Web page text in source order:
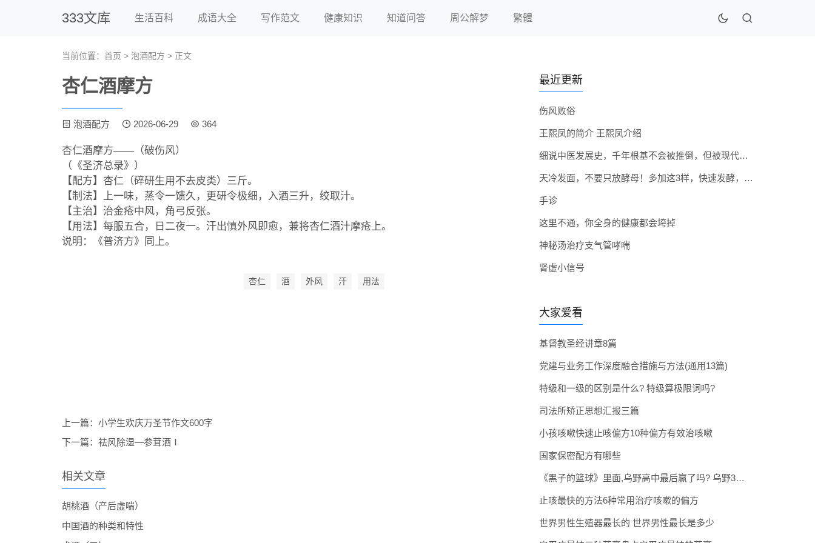
333文库 生活百科 成语大全 写作范文 健康知识 知道问答 周公解梦 繁體
当前位置： 首页 > 泡酒配方 > 正文
杏仁酒摩方
泡酒配方 2026-06-29 364
杏仁酒摩方――（破伤风）
（《圣济总录》）
【配方】杏仁（碎研生用不去皮类）三斤。
【制法】上一味，蒸令一馈久，更研令极细，入酒三升，绞取汁。
【主治】治金疮中风，角弓反张。
【用法】每服五合，日二夜一。汗出慎外风即愈，兼将杏仁酒汁摩疮上。
说明：《普济方》同上。
杏仁 酒 外风 汗 用法
上一篇： 小学生欢庆万圣节作文600字
下一篇： 祛风除湿―参茸酒Ⅰ
相关文章
胡桃酒（产后虚喘）
中国酒的种类和特性
最近更新
伤风败俗
王熙凤的简介 王熙凤介绍
细说中医发展史，千年根基不会被推倒，但被现代医疗模式堵住出路
天冷发面，不要只放酵母！多加这3样，快速发酵，蓬松香软弹性十足
手诊
这里不通，你全身的健康都会垮掉
神秘汤治疗支气管哮喘
肾虚小信号
大家爱看
基督教圣经讲章8篇
党建与业务工作深度融合措施与方法(通用13篇)
特级和一级的区别是什么? 特级算极限词吗?
司法所矫正思想汇报三篇
小孩咳嗽快速止咳偏方10种偏方有效治咳嗽
国家保密配方有哪些
《黑子的篮球》里面,乌野高中最后赢了吗? 乌野3年拿到全国冠军了吗
止咳最快的方法6种常用治疗咳嗽的偏方
世界男性生殖器最长的 世界男性最长是多少